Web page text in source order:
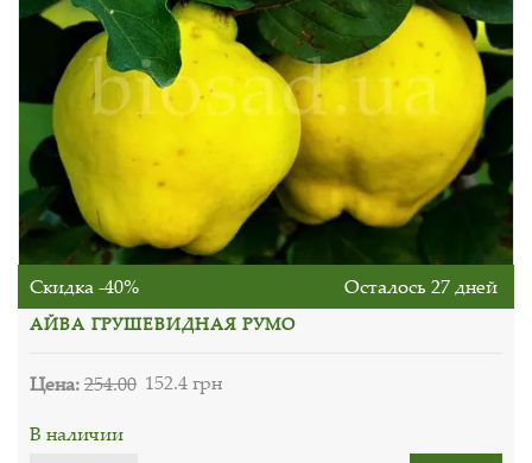
Скидка -40% Осталось 27 дней
АЙВА ГРУШЕВИДНАЯ РУМО
Цена:254.00 152.4 грн
В наличии